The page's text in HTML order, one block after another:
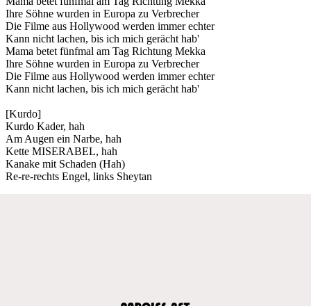
Ihre Söhne wurden in Europa zu Verbrecher
Die Filme aus Hollywood werden immer echter
Kann nicht lachen, bis ich mich gerächt hab'
Mama betet fünfmal am Tag Richtung Mekka
Ihre Söhne wurden in Europa zu Verbrecher
Die Filme aus Hollywood werden immer echter
Kann nicht lachen, bis ich mich gerächt hab'
[Kurdo]
Kurdo Kader, hah
Am Augen ein Narbe, hah
Kette MISERABEL, hah
Kanakе mit Schaden (Hah)
Re-re-rеchts Engel, links Sheytan